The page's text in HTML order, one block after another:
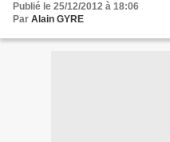
Publié le 25/12/2012 à 18:06
Par Alain GYRE